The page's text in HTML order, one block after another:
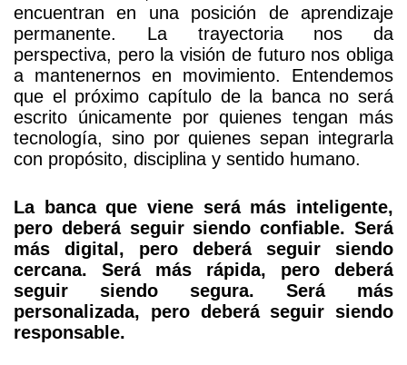
encuentran en una posición de aprendizaje
permanente. La trayectoria nos da
perspectiva, pero la visión de futuro nos obliga
a mantenernos en movimiento. Entendemos
que el próximo capítulo de la banca no será
escrito únicamente por quienes tengan más
tecnología, sino por quienes sepan integrarla
con propósito, disciplina y sentido humano.
La banca que viene será más inteligente,
pero deberá seguir siendo confiable. Será
más digital, pero deberá seguir siendo
cercana. Será más rápida, pero deberá
seguir siendo segura. Será más
personalizada, pero deberá seguir siendo
responsable.